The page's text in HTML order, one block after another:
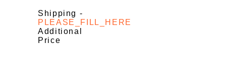
Shipping -
PLEASE_FILL_HERE
Additional
Price